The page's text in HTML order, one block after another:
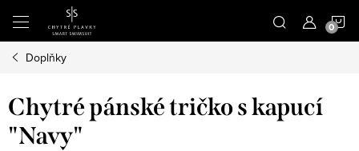
obsah
Doplňky
Chytré pánské tričko s kapucí
"Navy"